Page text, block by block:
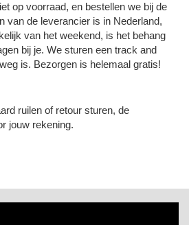
op voorraad, en bestellen we bij de
van de leverancier is in Nederland,
van het weekend, is het behang
bij je. We sturen een track and
is. Bezorgen is helemaal gratis!
ruilen of retour sturen, de
jouw rekening.